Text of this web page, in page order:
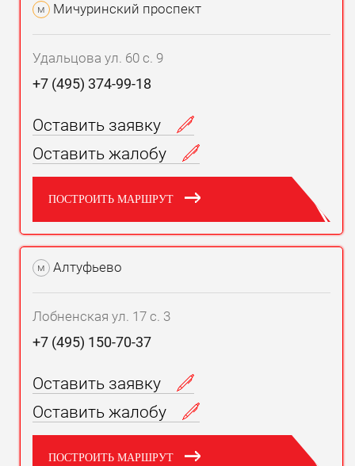
м Мичуринский проспект
Удальцова ул. 60 с. 9
+7 (495) 374-99-18
Оставить заявку
Оставить жалобу
ПОСТРОИТЬ МАРШРУТ
м Алтуфьево
Лобненская ул. 17 с. 3
+7 (495) 150-70-37
Оставить заявку
Оставить жалобу
ПОСТРОИТЬ МАРШРУТ